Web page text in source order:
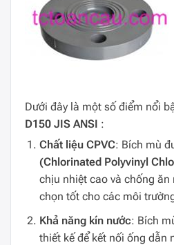
Dưới đây là một số điểm nổi
D150 JIS ANSI :
Chất liệu CPVC: Bích mù
(Chlorinated Polyvinyl
chịu nhiệt cao và chống ăn
chọn tốt cho các môi
Khả năng kín nước: Bích
thiết kế để kết nối ống dẫn